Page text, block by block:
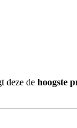
deze de hoogste